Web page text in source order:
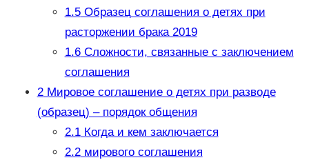
1.5Образец соглашения о детях при
расторжении брака 2019
1.6Сложности, связанные с заключением
соглашения
2Мировое соглашение о детях при разводе
(образец) – порядок общения
2.1Когда и кем заключается
2.2мирового соглашения